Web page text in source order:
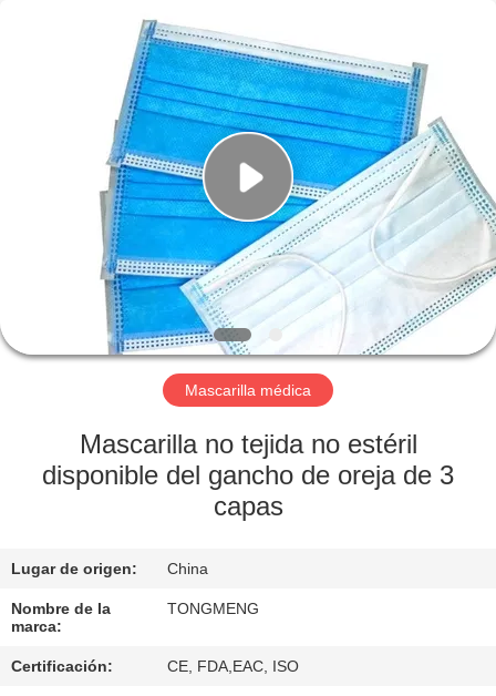
HOGAR
PRODUCTOS
SOBRE
NOSOTROS
VIAJE
FÁBRICA
DE
CALIDAD
Mascarilla médica
Mascarilla no tejida no estéril
disponible del gancho de oreja de 3
capas
Lugar de origen: China
Nombre de la
marca:
TONGMENG
Certificación: CE, FDA,EAC, ISO